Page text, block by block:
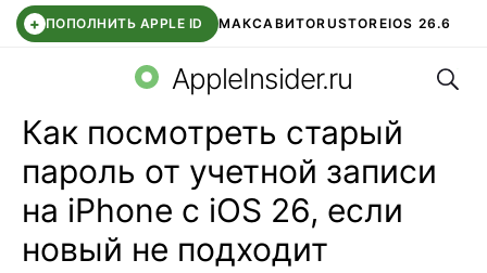
+ ПОПОЛНИТЬ APPLE ID МАКСАВИТОRUSTOREIOS 26.6
СБЕР КИДС ВТБ ОНЛАЙН ЧАТ В ROBLOX
AppleInsider.ru
Как посмотреть старый
пароль от учетной записи
на iPhone с iOS 26, если
новый не подходит